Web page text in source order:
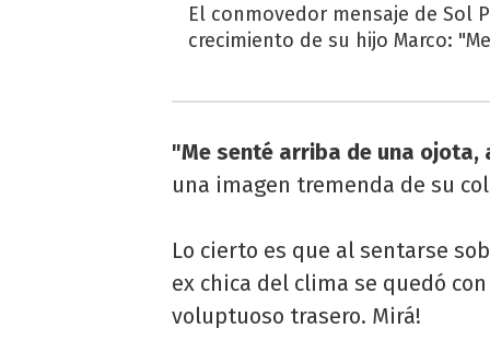
El conmovedor mensaje de Sol
crecimiento de su hijo Marco:
"Me senté arriba de una ojota,
una imagen tremenda de su
Lo cierto es que al sentarse
ex chica del clima se quedó
voluptuoso trasero. Mirá!